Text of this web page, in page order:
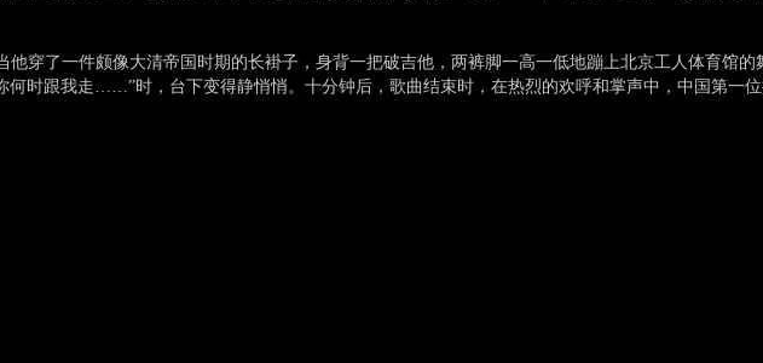
了一件颇像大清帝国时期的长褂子，身背一把破吉他，两裤脚一高一低地蹦上北京工人体育馆的
时跟我走……”时，台下变得静悄悄。十分钟后，歌曲结束时，在热烈的欢呼和掌声中，中国第一位